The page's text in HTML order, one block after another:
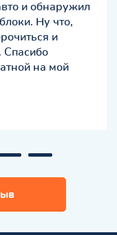
и обнаружил
Ну что,
и
Спасибо
на мой